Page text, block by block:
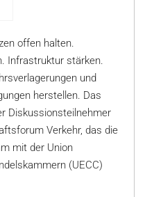
offen halten.
Infrastruktur stärken.
und
herstellen. Das
Diskussionsteilnehmer
Verkehr, das die
mit der Union
(UECC)